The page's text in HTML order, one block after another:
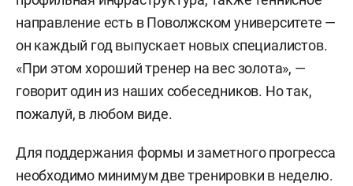
направление есть в Поволжском университете —
он каждый год выпускает новых специалистов.
«При этом хороший тренер на вес золота», —
говорит один из наших собеседников. Но так,
пожалуй, в любом виде.
Для поддержания формы и заметного прогресса
необходимо минимум две тренировки в неделю.